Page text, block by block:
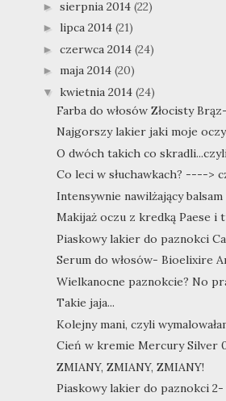
► sierpnia 2014 (22)
► lipca 2014 (21)
► czerwca 2014 (24)
► maja 2014 (20)
▼ kwietnia 2014 (24)
Farba do włosów Złocisty
Najgorszy lakier jaki moje oczy
O dwóch takich co
Co leci w słuchawkach? ---->
Intensywnie nawilżający balsam
Makijaż oczu z kredką Paese i
Piaskowy lakier do paznokci
Serum do włosów- Bioelixire
Wielkanocne paznokcie? No
Takie jaja...
Kolejny mani, czyli
Cień w kremie Mercury Silver
ZMIANY, ZMIANY, ZMIANY!
Piaskowy lakier do paznokci 2-